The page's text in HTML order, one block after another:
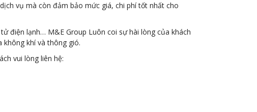
vụ mà còn đảm bảo mức giá, chi phí tốt nhất cho
điện lạnh… M&E Group Luôn coi sự hài lòng của khách
khí và thông gió.
vui lòng liên hệ: